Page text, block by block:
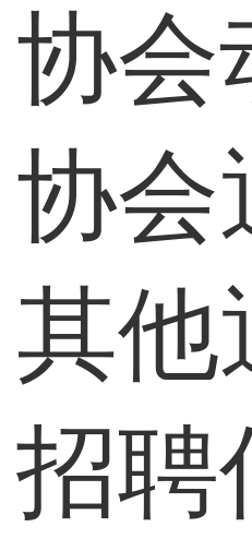
协会
协会
其他
招聘